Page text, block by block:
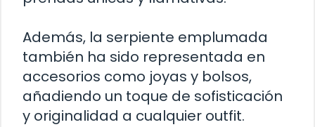
Además, la serpiente emplumada
también ha sido representada en
accesorios como joyas y bolsos,
añadiendo un toque de sofisticación
y originalidad a cualquier outfit.